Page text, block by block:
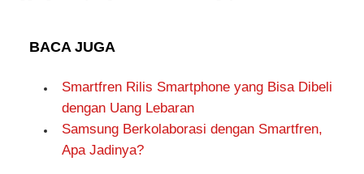
BACA JUGA
Smartfren Rilis Smartphone yang Bisa Dibeli
dengan Uang Lebaran
Samsung Berkolaborasi dengan Smartfren,
Apa Jadinya?